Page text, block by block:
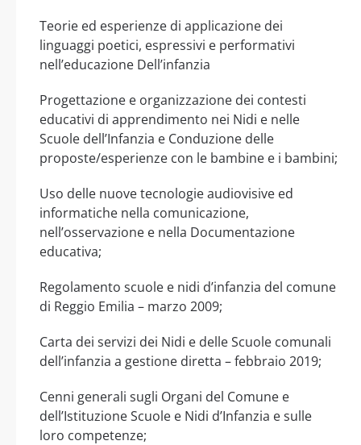
Teorie ed esperienze di applicazione dei
linguaggi poetici, espressivi e performativi
nell’educazione Dell’infanzia
Progettazione e organizzazione dei contesti
educativi di apprendimento nei Nidi e nelle
Scuole dell’Infanzia e Conduzione delle
proposte/esperienze con le bambine e i bambini;
Uso delle nuove tecnologie audiovisive ed
informatiche nella comunicazione,
nell’osservazione e nella Documentazione
educativa;
Regolamento scuole e nidi d’infanzia del comune
di Reggio Emilia – marzo 2009;
Carta dei servizi dei Nidi e delle Scuole comunali
dell’infanzia a gestione diretta – febbraio 2019;
Cenni generali sugli Organi del Comune e
dell’Istituzione Scuole e Nidi d’Infanzia e sulle
loro competenze;